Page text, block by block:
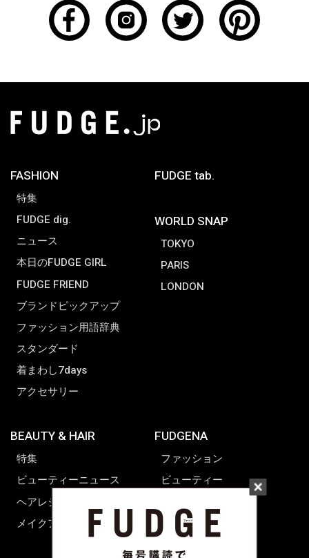
FASHION
特集
FUDGE dig.
ニュース
本日のFUDGE GIRL
FUDGE FRIEND
ブランドピックアップ
ファッション用語辞典
スタンダード
着まわし7days
アクセサリー
FUDGE tab.
WORLD SNAP
TOKYO
PARIS
LONDON
BEAUTY & HAIR
特集
ビューティーニュース
ヘアレシピ ストーリーズ
メイクアップティップス
FUDGENA
ファッション
ビューティー
ライフスタイル